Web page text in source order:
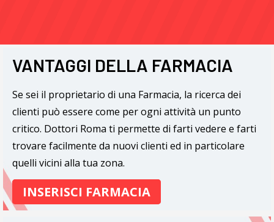
VANTAGGI DELLA FARMACIA
Se sei il proprietario di una Farmacia, la ricerca dei
clienti può essere come per ogni attività un punto
critico. Dottori Roma ti permette di farti vedere e farti
trovare facilmente da nuovi clienti ed in particolare
quelli vicini alla tua zona.
INSERISCI FARMACIA